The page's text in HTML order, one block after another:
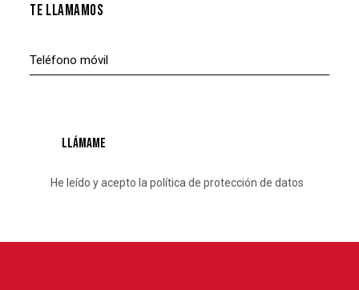
TE LLAMAMOS
He leído y acepto la política de protección de datos